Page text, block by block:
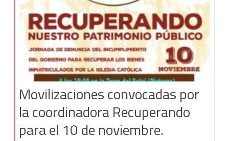
Movilizaciones convocadas por
la coordinadora Recuperando
para el 10 de noviembre.